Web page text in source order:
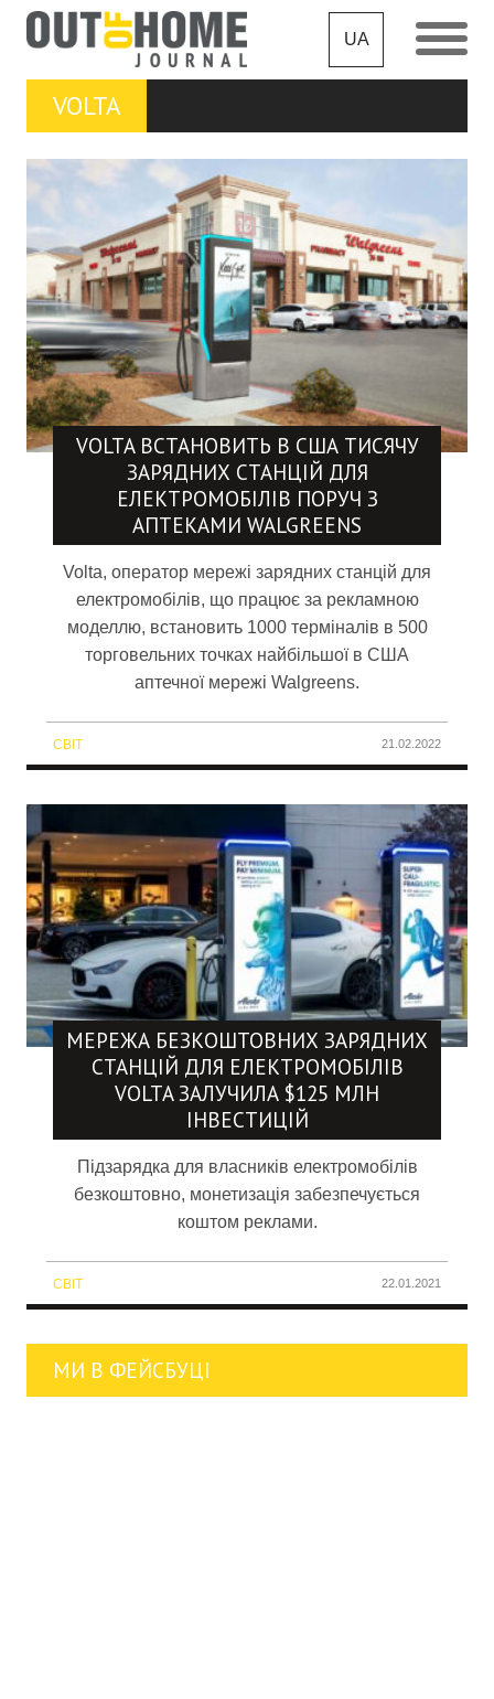
UA
VOLTA
VOLTA ВСТАНОВИТЬ В США ТИСЯЧУ
ЗАРЯДНИХ СТАНЦІЙ ДЛЯ
ЕЛЕКТРОМОБІЛІВ ПОРУЧ З
АПТЕКАМИ WALGREENS
Volta, оператор мережі зарядних станцій для
електромобілів, що працює за рекламною
моделлю, встановить 1000 терміналів в 500
торговельних точках найбільшої в США
аптечної мережі Walgreens.
СВІТ 21.02.2022
МЕРЕЖА БЕЗКОШТОВНИХ ЗАРЯДНИХ
СТАНЦІЙ ДЛЯ ЕЛЕКТРОМОБІЛІВ
VOLTA ЗАЛУЧИЛА $125 МЛН
ІНВЕСТИЦІЙ
Підзарядка для власників електромобілів
безкоштовно, монетизація забезпечується
коштом реклами.
СВІТ 22.01.2021
МИ В ФЕЙСБУЦІ